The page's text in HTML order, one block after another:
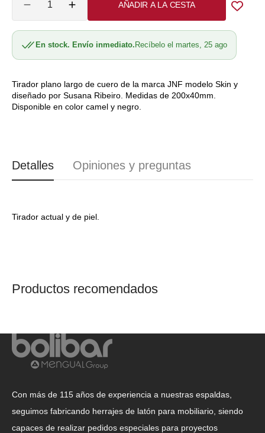
disponible
Reducir
cantidad
para
Tirador
plano
cuero
SR.00.001
JNF
Aumentar
cantidad
para
Tirador
plano
cuero
SR.00.001
JNF
AÑADIR A LA CESTA
En stock. Envío inmediato. Recíbelo el martes, 25 ago
Tirador plano largo de cuero de la marca JNF modelo Skin y
diseñado por Susana Ribeiro. Medidas de 200x40mm.
Disponible en color camel y negro.
Detalles Opiniones y preguntas
Tirador actual y de piel.
Productos recomendados
Con más de 115 años de experiencia a nuestras espaldas,
seguimos fabricando herrajes de latón para mobiliario, siendo
capaces de realizar pedidos especiales para proyectos